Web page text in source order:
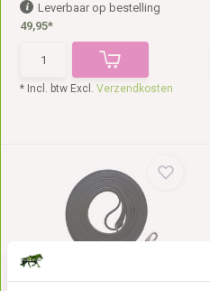
Leverbaar op bestelling
49,95*
* Incl. btw Excl.Verzendkosten